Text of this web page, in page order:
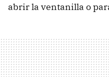
abrir la ventanilla o